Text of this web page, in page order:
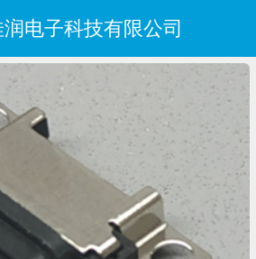
电子科技有限公司